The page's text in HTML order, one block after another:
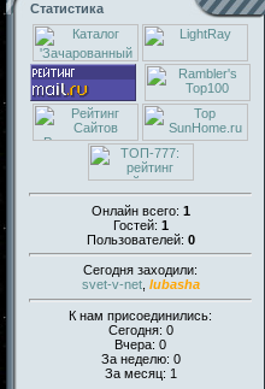
Статистика
Онлайн всего: 1
Гостей: 1
Пользователей: 0
Сегодня заходили:
svet-v-net, lubasha
К нам присоединились:
Сегодня: 0
Вчера: 0
За неделю: 0
За месяц: 1